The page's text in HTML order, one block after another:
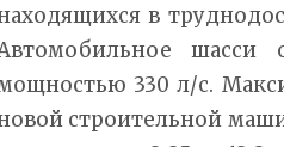
в
шасси
330 л/с.
строительной